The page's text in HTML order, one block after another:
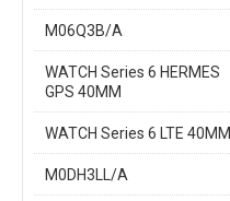
M06Q3B/A
WATCH Series 6 HERMES
GPS 40MM
WATCH Series 6 LTE 40MM
M0DH3LL/A